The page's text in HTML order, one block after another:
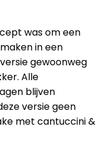
was om een
in een
gewoonweg
Alle
blijven
versie geen
met cantuccini &